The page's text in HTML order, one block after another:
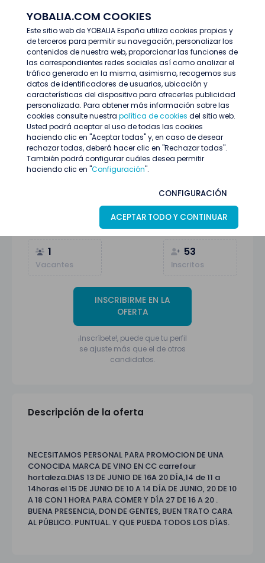
YOBALIA.COM COOKIES
Este sitio web de YOBALIA España utiliza cookies propias y
de terceros para permitir su navegación, personalizar los
contenidos de nuestra web, proporcionar las funciones de
las correspondientes redes sociales así como analizar el
tráfico generado en la misma, asimismo, recogemos sus
datos de identificadores de usuarios, ubicación y
características del dispositivo para ofrecerles publicidad
personalizada. Para obtener más información sobre las
cookies consulte nuestra política de cookies del sitio web.
Usted podrá aceptar el uso de todas las cookies
haciendo clic en "Aceptar todas" y, en caso de desear
rechazar todas, deberá hacer clic en "Rechazar todas".
También podrá configurar cuáles desea permitir
haciendo clic en "Configuración".
CONFIGURACIÓN
ACEPTAR TODO Y CONTINUAR
Últimas ofertas
PROMOCIO 13, 14, 15,20 ,27/06 carrefour hortaleza
PROMOCIO 13, 14, 15,20 ,27/06 carrefour
Junio Promoción y ventas
1
Vacantes
53
Inscritos
INSCRIBIRME EN LA
OFERTA
¡Inscríbete!, puede que tu perfil
se ajuste más que el de otros
candidatos.
Descripción de la oferta
NECESITAMOS PERSONAL PARA PROMOCION DE UNA
CONOCIDA MARCA DE VINO EN CC carrefour
hortaleza.DIAS 13 DE JUNIO DE 16A 20 DÍA,14 de 11 a
14horas el 15 DE JUNIO DE 10 A 14 DÍA DE JUNIO, 20 DE 10
A 18 CON 1 HORA PARA COMER Y DÍA 27 DE 16 A 20 .
BUENA PRESENCIA, DON DE GENTES, BUEN TRATO CARA
AL PÚBLICO. PUNTUAL. Y QUE PUEDA TODOS LOS DÍAS.